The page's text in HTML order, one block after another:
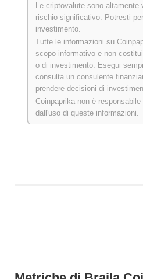
Massimo Storico (ATH):
Minimo Storico (ATL): $0.00
Braila Coin è attualmente
ATH .
Come si sta
mercato crypto più
Negli ultimi 7 giorni, Braila Coin
il mercato crypto complessivo che
Le criptovalute sono altamente
rischio significativo. Potresti
investimento.
Tutte le informazioni su
scopo informativo e non
o di investimento. Esegui
consulta un consulente
prendere decisioni di
Coinpaprika non è
dall'uso di queste informazioni.